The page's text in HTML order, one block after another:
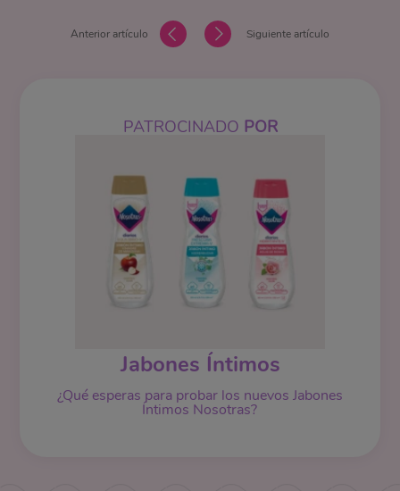
Anterior artículo Siguiente artículo
PATROCINADO POR
Jabones Íntimos
¿Qué esperas para probar los nuevos Jabones
Íntimos Nosotras?